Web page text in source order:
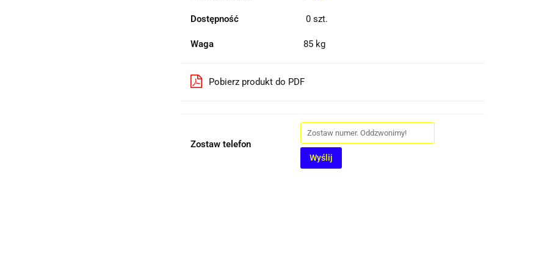
Dostępność 0 szt.
Waga 85 kg
Pobierz produkt do PDF
Zostaw telefon
Wyślij